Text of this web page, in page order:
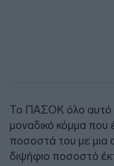
Το ΠΑΣΟΚ όλο αυτό
μοναδικό κόμμα που
ποσοστά του με μια
διψήφιο ποσοστό